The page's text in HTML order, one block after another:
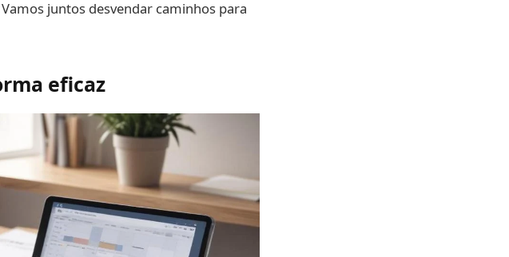
juntos desvendar caminhos para
eficaz